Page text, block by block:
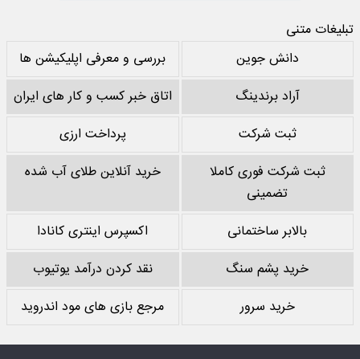
تبلیغات متنی
دانش جوین
بررسی و معرفی اپلیکیشن ها
آراد برندینگ
اتاق خبر کسب و کار های ایران
ثبت شرکت
پرداخت ارزی
ثبت شرکت فوری کاملا
تضمینی
خرید آنلاین طلای آب شده
بالابر ساختمانی
اکسپرس اینتری کانادا
خرید پشم سنگ
نقد کردن درآمد یوتیوب
خرید سرور
مرجع بازی های مود اندروید